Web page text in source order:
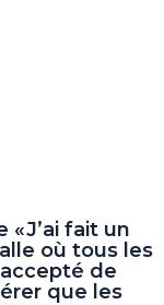
«J’ai fait un
où tous les
de
que les